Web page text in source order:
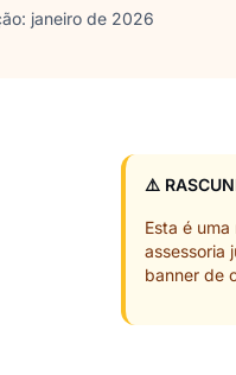
janeiro de 2026
⚠️
Esta é
assessoria
banner de